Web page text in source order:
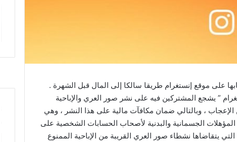
على موقع إنستغرام طريقا سالكا إلى المال قبل الشهرة .
” يشجع المشتركين فيه على نشر صور العري والإباحية
، وبالتالي ضمان مكافآت مالية على هذا النشر ، وهي
الجسمانية والبدنية لأصحاب الحسابات الشخصية على
يتقاضاها نشطاء صور العري القريبة من الإباحية الممنوع